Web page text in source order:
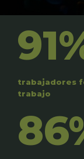
trabajadores
trabajo